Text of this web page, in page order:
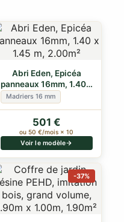
Abri Eden, Epicéa
panneaux 16mm, 1.40 x
1.45 m, 2.00m²
Madriers 16 mm
501 €
ou 50 €/mois × 10
Voir le modèle
-37%